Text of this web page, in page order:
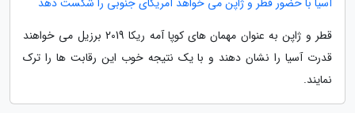
قطر و ژاپن به عنوان مهمان های کوپا آمه ریکا 2019 برزیل می خواهند
قدرت آسیا را نشان دهند و با یک نتیجه خوب این رقابت ها را ترک
نمایند.